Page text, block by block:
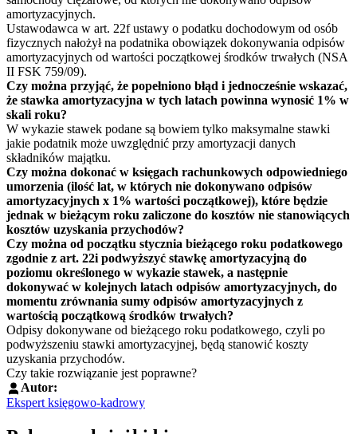
amortyzacyjnych.
Ustawodawca w art. 22f ustawy o podatku dochodowym od osób
fizycznych nałożył na podatnika obowiązek dokonywania odpisów
amortyzacyjnych od wartości początkowej środków trwałych (NSA
II FSK 759/09).
Czy można przyjąć, że popełniono błąd i jednocześnie wskazać,
że stawka amortyzacyjna w tych latach powinna wynosić 1% w
skali roku?
W wykazie stawek podane są bowiem tylko maksymalne stawki
jakie podatnik może uwzględnić przy amortyzacji danych
składników majątku.
Czy można dokonać w księgach rachunkowych odpowiedniego
umorzenia (ilość lat, w których nie dokonywano odpisów
amortyzacyjnych x 1% wartości początkowej), które będzie
jednak w bieżącym roku zaliczone do kosztów nie stanowiących
kosztów uzyskania przychodów?
Czy można od początku stycznia bieżącego roku podatkowego
zgodnie z art. 22i podwyższyć stawkę amortyzacyjną do
poziomu określonego w wykazie stawek, a następnie
dokonywać w kolejnych latach odpisów amortyzacyjnych, do
momentu zrównania sumy odpisów amortyzacyjnych z
wartością początkową środków trwałych?
Odpisy dokonywane od bieżącego roku podatkowego, czyli po
podwyższeniu stawki amortyzacyjnej, będą stanowić koszty
uzyskania przychodów.
Czy takie rozwiązanie jest poprawne?
Autor:
Ekspert księgowo-kadrowy